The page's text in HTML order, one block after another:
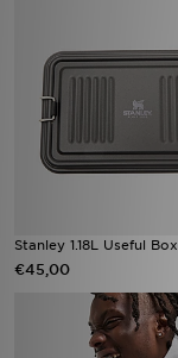
Stanley 1.18L Useful Box
€45,00